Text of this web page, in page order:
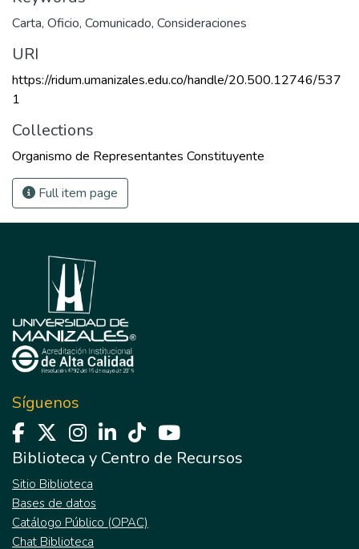
Carta, Oficio, Comunicado, Consideraciones
URI
https://ridum.umanizales.edu.co/handle/20.500.12746/537
1
Collections
Organismo de Representantes Constituyente
Full item page
Síguenos
Biblioteca y Centro de Recursos
Sitio Biblioteca
Bases de datos
Catálogo Público (OPAC)
Chat Biblioteca